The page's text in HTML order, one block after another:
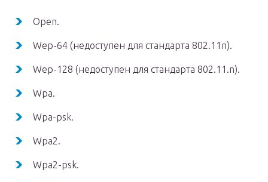
Open.
Wep-64 (недоступен для стандарта 802.11n).
Wep-128 (недоступен для стандарта 802.11.n).
Wpa.
Wpa-psk.
Wpa2.
Wpa2-psk.